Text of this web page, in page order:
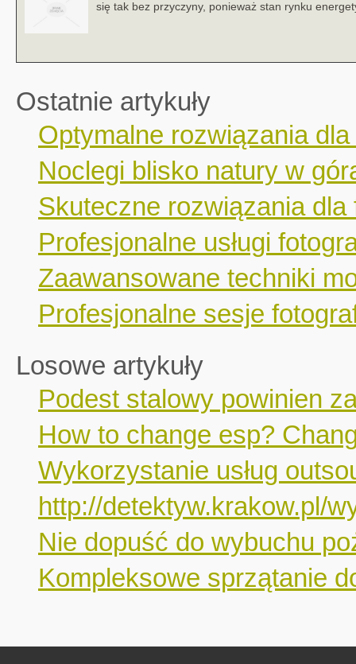
się tak bez przyczyny, ponieważ stan rynku
Ostatnie artykuły
Optymalne rozwiązania dla
Noclegi blisko natury w
Skuteczne rozwiązania
Profesjonalne usługi
Zaawansowane techniki
Profesjonalne sesje
Losowe artykuły
Podest stalowy powinien
How to change esp?
Wykorzystanie usług
http://detektyw.krakow.pl/
Nie dopuść do wybuchu
Kompleksowe sprzątanie